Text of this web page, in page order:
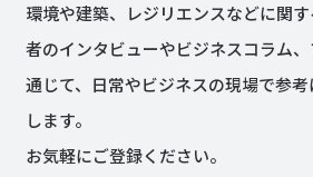
環境や建築、レジリエンスなどに関
者のインタビューやビジネスコラム
通じて、日常やビジネスの現場で参
します。
お気軽にご登録ください。